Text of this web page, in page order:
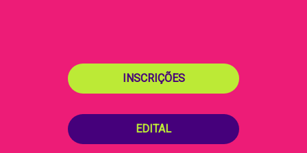
INSCRIÇÕES
EDITAL